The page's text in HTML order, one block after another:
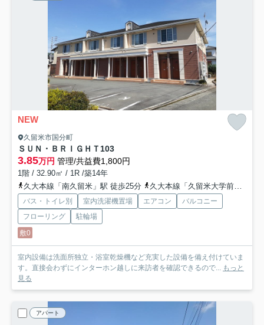
NEW
久留米市国分町
ＳＵＮ・ＢＲＩＧＨＴ 103
3.85万円 管理/共益費1,800円
1階 / 32.90㎡ / 1R /築14年
久大本線「南久留米」駅 徒歩25分
久大本線「久留米大学前」駅 徒歩26分
バス・トイレ別 室内洗濯機置場 エアコン
バルコニー
フローリング
駐輪場
敷0
室内設備は洗面所独立・浴室乾燥機など充実した設備を備え付けていま
す。直接会わずにインターホン越しに来訪者を確認できるので...
もっと
見る
アパート